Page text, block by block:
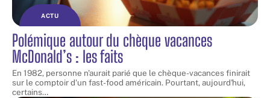
ACTU
Polémique autour du chèque vacances
McDonald’s : les faits
En 1982, personne n'aurait parié que le chèque-vacances finirait
sur le comptoir d'un fast-food américain. Pourtant, aujourd'hui,
certains…